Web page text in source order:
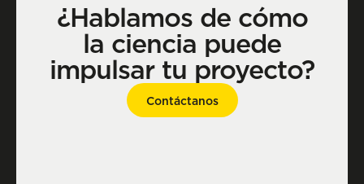
¿Hablamos de cómo
la ciencia puede
impulsar tu proyecto?
Contáctanos